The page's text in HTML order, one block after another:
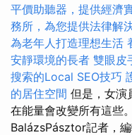
平價助聽器，提供經濟
務所，為您提供法律解
為老年人打造理想生活
安靜環境的長者 雙眼皮
搜索的Local SEO技巧
的居住空間 但是，女演
在能量會改變所有這些。
BalázsPásztor記者，